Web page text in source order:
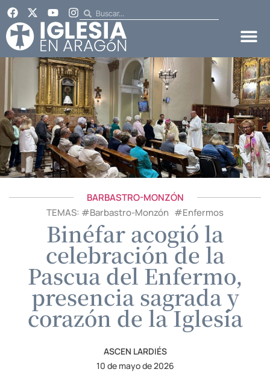
BARBASTRO-MONZÓN
TEMAS: #Barbastro-Monzón #Enfermos
Binéfar acogió la
celebración de la
Pascua del Enfermo,
presencia sagrada y
corazón de la Iglesia
ASCEN LARDIÉS
10 de mayo de 2026